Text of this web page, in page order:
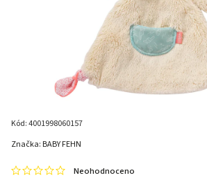
Kód:4001998060157
Neohodnoceno
Značka: BABY FEHN